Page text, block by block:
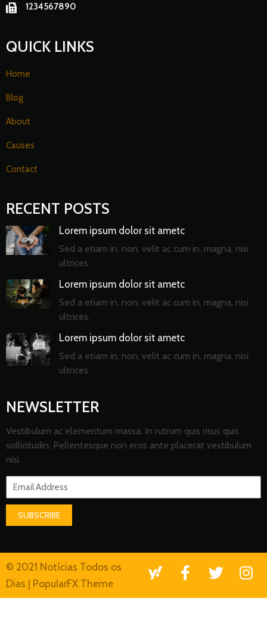
1234567890
QUICK LINKS
Home
Blog
About
Causes
Contact
RECENT POSTS
Lorem ipsum dolor sit ametc
Sed a etiam in, non, velit ac cum in, magna, nisi
ultrices.
Lorem ipsum dolor sit ametc
Sed a etiam in, non, velit ac cum in, magna, nisi
ultrices.
Lorem ipsum dolor sit ametc
Sed a etiam in, non, velit ac cum in, magna, nisi
ultrices.
NEWSLETTER
Vestibulum ac elementum massa. In rutrum quis risus quis
sollicitudin. Pellentesque non eros ante placerat vestibulum
nisi.
SUBSCRIBE
© 2021 Notícias Todos os
Dias | PopularFX Theme